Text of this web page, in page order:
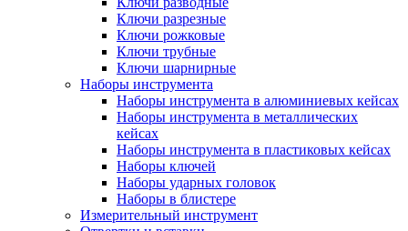
Ключи разрезные
Ключи рожковые
Ключи трубные
Ключи шарнирные
Наборы инструмента
Наборы инструмента в алюминиевых кейсах
Наборы инструмента в металлических
кейсах
Наборы инструмента в пластиковых кейсах
Наборы ключей
Наборы ударных головок
Наборы в блистере
Измерительный инструмент